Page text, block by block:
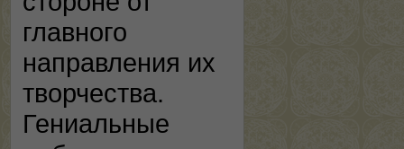
главного
направления их
творчества.
Гениальные